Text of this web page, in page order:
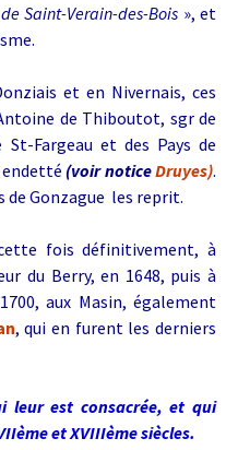
Saint-Verain-des-Bois », et
et en Nivernais, ces
de Thiboutot, sgr de
Fargeau et des Pays de
endetté (voir noticeDruyes).
de Gonzague les reprit.
fois définitivement, à
du Berry, en 1648, puis à
aux Masin, également
, qui en furent les derniers
leur est consacrée, et qui
et XVIIIème siècles.